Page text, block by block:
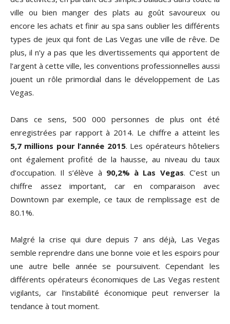
ville ou bien manger des plats au goût savoureux ou
encore les achats et finir au spa sans oublier les différents
types de jeux qui font de Las Vegas une ville de rêve. De
plus, il n’y a pas que les divertissements qui apportent de
l’argent à cette ville, les conventions professionnelles aussi
jouent un rôle primordial dans le développement de Las
Vegas.
Dans ce sens, 500 000 personnes de plus ont été
enregistrées par rapport à 2014. Le chiffre a atteint les
5,7 millions pour l’année 2015. Les opérateurs hôteliers
ont également profité de la hausse, au niveau du taux
d’occupation. Il s’élève à 90,2% à Las Vegas. C’est un
chiffre assez important, car en comparaison avec
Downtown par exemple, ce taux de remplissage est de
80.1%.
Malgré la crise qui dure depuis 7 ans déjà, Las Vegas
semble reprendre dans une bonne voie et les espoirs pour
une autre belle année se poursuivent. Cependant les
différents opérateurs économiques de Las Vegas restent
vigilants, car l’instabilité économique peut renverser la
tendance à tout moment.